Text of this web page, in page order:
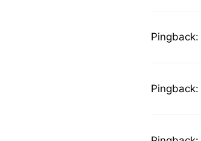
Pingback:
Pingback: